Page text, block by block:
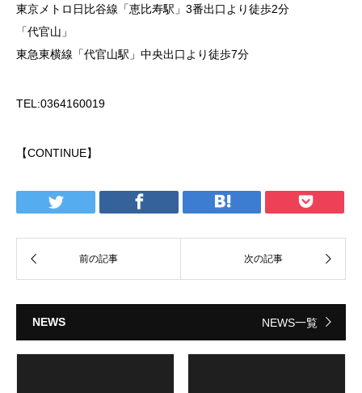
東京メトロ日比谷線「恵比寿駅」3番出口より徒歩2分
「代官山」
東急東横線「代官山駅」中央出口より徒歩7分
TEL:0364160019
【CONTINUE】
NEWS NEWS一覧